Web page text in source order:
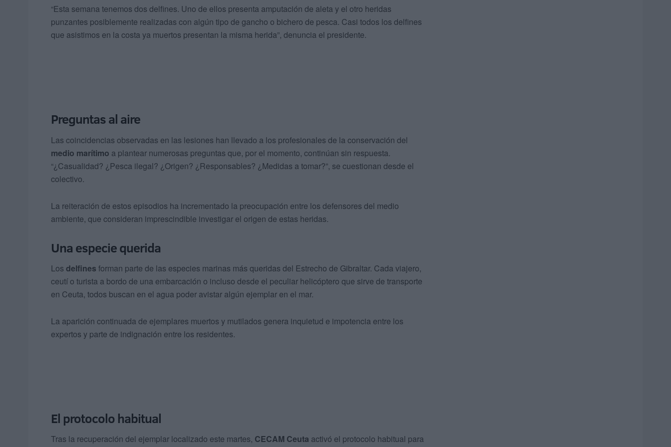
“Esta semana tenemos dos delfines. Uno de ellos presenta amputación de aleta y el otro heridas
punzantes posiblemente realizadas con algún tipo de gancho o bichero de pesca. Casi todos los delfines
que asistimos en la costa ya muertos presentan la misma herida”, denuncia el presidente.
Preguntas al aire
Las coincidencias observadas en las lesiones han llevado a los profesionales de la conservación del
medio marítimo a plantear numerosas preguntas que, por el momento, continúan sin respuesta.
“¿Casualidad? ¿Pesca ilegal? ¿Origen? ¿Responsables? ¿Medidas a tomar?”, se cuestionan desde el
colectivo.
La reiteración de estos episodios ha incrementado la preocupación entre los defensores del medio
ambiente, que consideran imprescindible investigar el origen de estas heridas.
Una especie querida
Los delfines forman parte de las especies marinas más queridas del Estrecho de Gibraltar. Cada viajero,
ceutí o turista a bordo de una embarcación o incluso desde el peculiar helicóptero que sirve de transporte
en Ceuta, todos buscan en el agua poder avistar algún ejemplar en el mar.
La aparición continuada de ejemplares muertos y mutilados genera inquietud e impotencia entre los
expertos y parte de indignación entre los residentes.
El protocolo habitual
Tras la recuperación del ejemplar localizado este martes, CECAM Ceuta activó el protocolo habitual para